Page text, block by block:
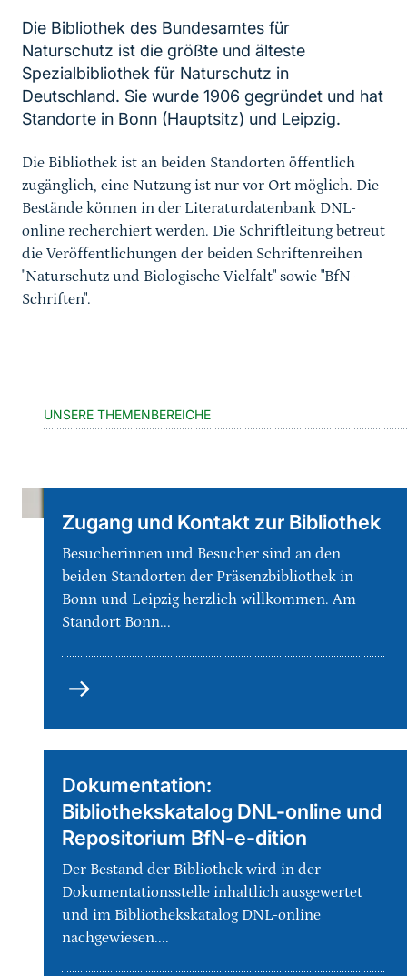
Die Bibliothek des Bundesamtes für
Naturschutz ist die größte und älteste
Spezialbibliothek für Naturschutz in
Deutschland. Sie wurde 1906 gegründet und hat
Standorte in Bonn (Hauptsitz) und Leipzig.
Sprungmarke
Die Bibliothek ist an beiden Standorten öffentlich
zugänglich, eine Nutzung ist nur vor Ort möglich. Die
Bestände können in der Literaturdatenbank DNL-
online recherchiert werden. Die Schriftleitung betreut
die Veröffentlichungen der beiden Schriftenreihen
"Naturschutz und Biologische Vielfalt" sowie "BfN-
Schriften".
UNSERE THEMENBEREICHE
Zugang und Kontakt zur Bibliothek
Besucherinnen und Besucher sind an den
beiden Standorten der Präsenzbibliothek in
Bonn und Leipzig herzlich willkommen. Am
Standort Bonn...
Zugang
Kontakt
zur
Dokumentation:
Bibliothekskatalog DNL-online und
Repositorium BfN-e-dition
Der Bestand der Bibliothek wird in der
Dokumentationsstelle inhaltlich ausgewertet
und im Bibliothekskatalog DNL-online
nachgewiesen....